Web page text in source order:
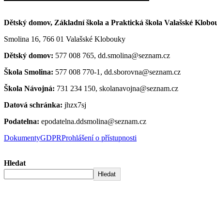
Dětský domov, Základní škola a Praktická škola Valašské
Smolina 16, 766 01 Valašské Klobouky
Dětský domov: 577 008 765, dd.smolina@seznam.cz
Škola Smolina: 577 008 770-1, dd.sborovna@seznam.cz
Škola Návojná: 731 234 150, skolanavojna@seznam.cz
Datová schránka: jhzx7sj
Podatelna: epodatelna.ddsmolina@seznam.cz
DokumentyGDPRProhlášení o přístupnosti
Hledat
Hledat